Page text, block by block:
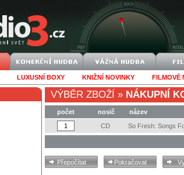
LUXUSNÍ BOXY KNIŽNÍ NOVINKY FILMOVÉ
VÝBĚR ZBOŽÍ » NÁKUPNÍ
počet nosič název
CD
So Fresh: Songs